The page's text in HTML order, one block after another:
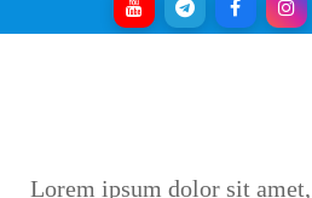
Lorem ipsum dolor sit